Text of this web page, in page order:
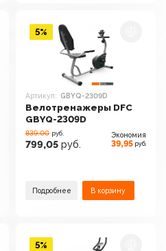
Артикул: GBYQ-2309D
Велотренажеры DFC
GBYQ-2309D
839.00 руб.
799,05 руб.
Экономия
39,95 руб.
Подробнее В корзину
5%
5%